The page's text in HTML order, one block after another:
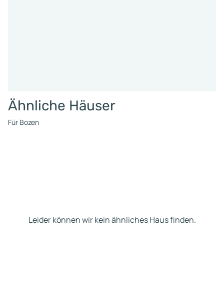
Ähnliche Häuser
Für Bozen
Leider können wir kein ähnliches Haus finden.